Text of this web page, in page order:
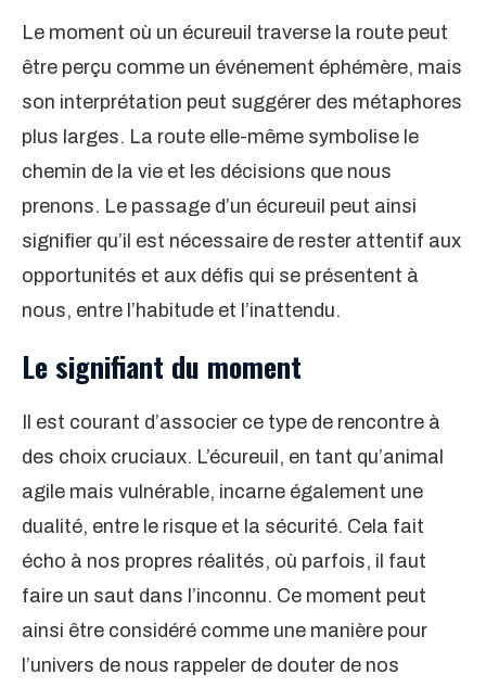
Le moment où un écureuil traverse la route peut
être perçu comme un événement éphémère, mais
son interprétation peut suggérer des métaphores
plus larges. La route elle-même symbolise le
chemin de la vie et les décisions que nous
prenons. Le passage d’un écureuil peut ainsi
signifier qu’il est nécessaire de rester attentif aux
opportunités et aux défis qui se présentent à
nous, entre l’habitude et l’inattendu.
Le signifiant du moment
Il est courant d’associer ce type de rencontre à
des choix cruciaux. L’écureuil, en tant qu’animal
agile mais vulnérable, incarne également une
dualité, entre le risque et la sécurité. Cela fait
écho à nos propres réalités, où parfois, il faut
faire un saut dans l’inconnu. Ce moment peut
ainsi être considéré comme une manière pour
l’univers de nous rappeler de douter de nos